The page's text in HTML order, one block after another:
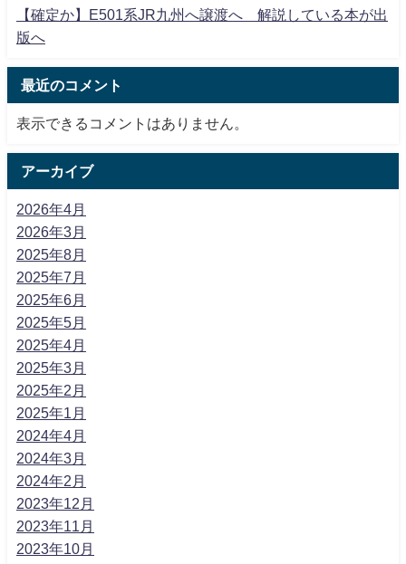
【確定か】E501系JR九州へ譲渡へ 解説している本が出
版へ
最近のコメント
表示できるコメントはありません。
アーカイブ
2026年4月
2026年3月
2025年8月
2025年7月
2025年6月
2025年5月
2025年4月
2025年3月
2025年2月
2025年1月
2024年4月
2024年3月
2024年2月
2023年12月
2023年11月
2023年10月